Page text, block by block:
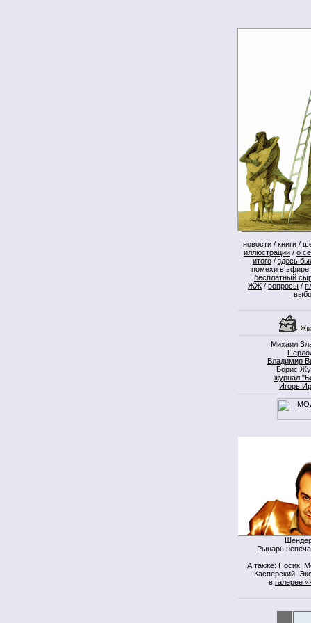
новости / книги /
иллюстрации / о
итого/ здесь
помехи в эфире
бесплатный
ЖЖ / вопросы /
Михаил
Владимир
Борис
журнал
Игорь
Рыцарь
А также: Носик,
Касперский,
в галерее